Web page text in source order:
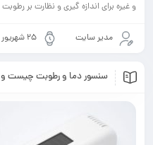
گیری و نظارت بر رطوبت مورد استفاده قرار ...
۲۵ شهریور ۱۴۰۳
و رطوبت چیست و چگونه کار می کند؟